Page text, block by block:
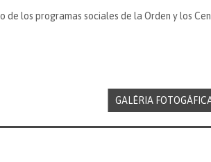
de los programas sociales de la Orden y los
GALÉRIA